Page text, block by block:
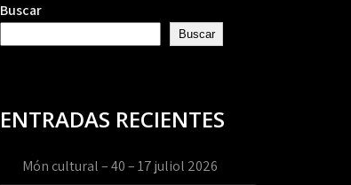
Buscar
Buscar
ENTRADAS RECIENTES
Món cultural – 40 – 17 juliol 2026